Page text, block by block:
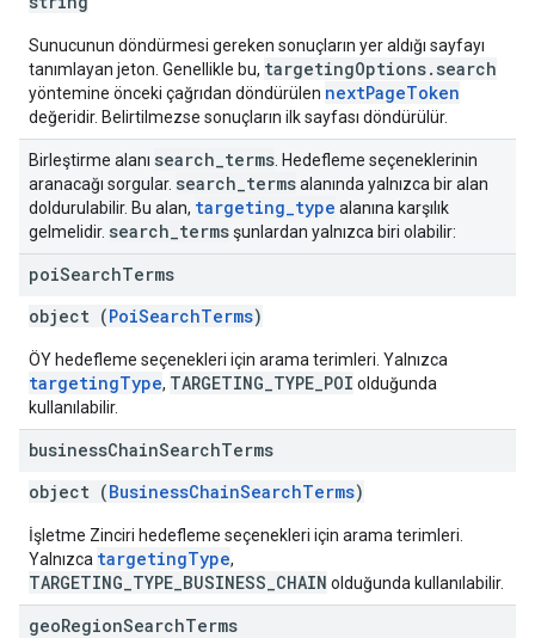
Sunucunun döndürmesi gereken sonuçların yer aldığı sayfayı
tanımlayan jeton. Genellikle bu, targetingOptions.search
yöntemine önceki çağrıdan döndürülen nextPageToken
değeridir. Belirtilmezse sonuçların ilk sayfası döndürülür.
Birleştirme alanı search terms . Hedefleme seçeneklerinin
aranacağı sorgular. search termsalanında yalnızca bir alan
doldurulabilir. Bu alan, targeting_type alanına karşılık
gelmelidir. search termsşunlardan yalnızca biri olabilir:
poiSearchTerms
object (PoiSearchTerms)
ÖY hedefleme seçenekleri için arama terimleri. Yalnızca
targetingType, TARGETING_TYPE_POI olduğunda
kullanılabilir.
businessChainSearchTerms
object (BusinessChainSearchTerms)
İşletme Zinciri hedefleme seçenekleri için arama terimleri.
Yalnızca targetingType,
TARGETING_TYPE_BUSINESS_CHAIN olduğunda kullanılabilir.
geoRegionSearchTerms